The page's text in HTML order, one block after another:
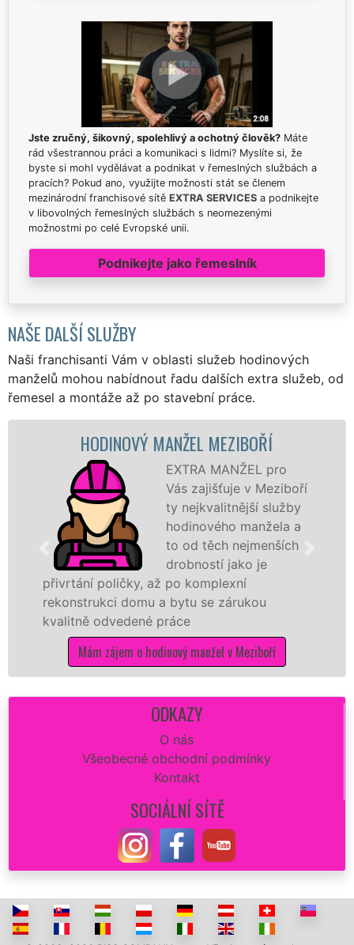
Jste zručný, šikovný, spolehlivý a ochotný člověk? Máte
rád všestrannou práci a komunikaci s lidmi? Myslíte si, že
byste si mohl vydělávat a podnikat v řemeslných službách a
pracích? Pokud ano, využijte možnosti stát se členem
mezinárodní franchisové sítě EXTRA SERVICES a podnikejte
v libovolných řemeslných službách s neomezenými
možnostmi po celé Evropské unii.
Podnikejte jako řemeslník
NAŠE DALŠÍ SLUŽBY
Naši franchisanti Vám v oblasti služeb hodinových
manželů mohou nabídnout řadu dalších extra služeb, od
řemesel a montáže až po stavební práce.
HODINOVÝ MANŽEL MEZIBOŘÍ
EXTRA MANŽEL pro
Vás zajišťuje v Meziboří
ty nejkvalitnější služby
hodinového manžela a
to od těch nejmenších
drobností jako je
poličky, až po komplexní
domu a bytu se zárukou
odvedené práce
Mám zájem o hodinový manžel v Meziboří
ODKAZY
O nás
Všeobecné obchodní podmínky
Kontakt
SOCIÁLNÍ SÍTĚ